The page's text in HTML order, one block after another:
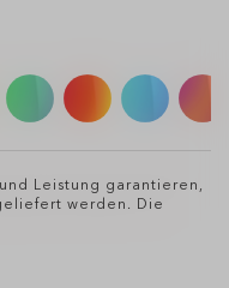
Leistung garantieren,
werden. Die